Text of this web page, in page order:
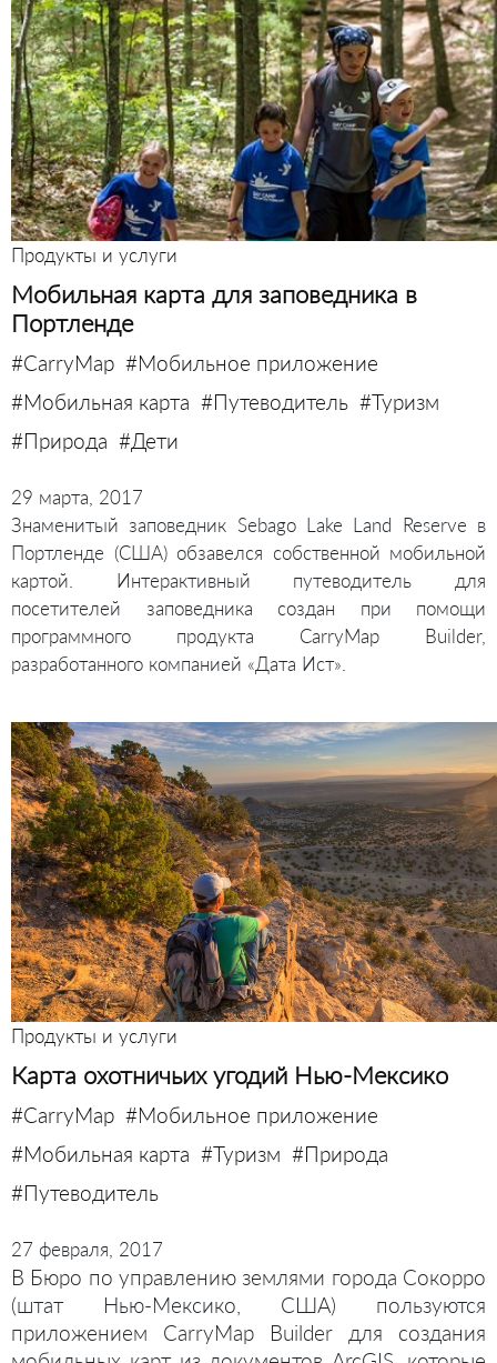
Продукты и услуги
Мобильная карта для заповедника в
Портленде
#CarryMap #Мобильное приложение
#Мобильная карта #Путеводитель #Туризм
#Природа #Дети
29 марта, 2017
Знаменитый заповедник Sebago Lake Land Reserve в
Портленде (США) обзавелся собственной мобильной
картой. Интерактивный путеводитель для
посетителей заповедника создан при помощи
программного продукта CarryMap Builder,
разработанного компанией «Дата Ист».
Продукты и услуги
Карта охотничьих угодий Нью-Мексико
#CarryMap #Мобильное приложение
#Мобильная карта #Туризм #Природа
#Путеводитель
27 февраля, 2017
В Бюро по управлению землями города Сокорро
(штат Нью-Мексико, США) пользуются
приложением CarryMap Builder для создания